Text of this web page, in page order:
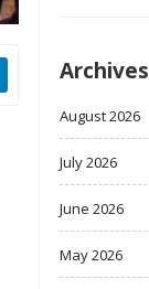
Archives
August 2026
July 2026
June 2026
May 2026